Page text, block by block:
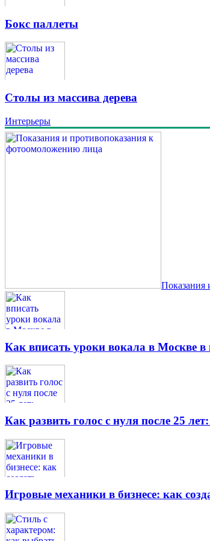
Бокс паллеты
Столы из массива дерева
Интерьеры
Показания
Как вписать уроки вокала в Москве
Как развить голос с нуля после 25
Игровые механики в бизнесе: как